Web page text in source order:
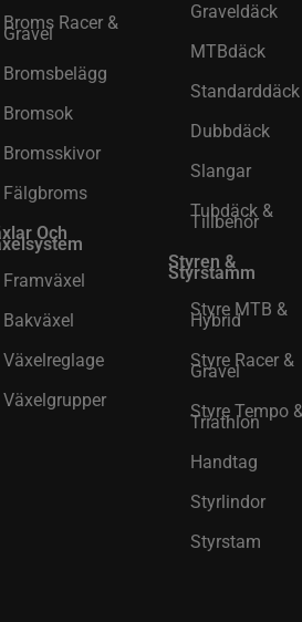
Broms Racer &
Gravel
Bromsbelägg
Bromsok
Bromsskivor
Fälgbroms
Och
Framväxel
Bakväxel
Växelreglage
Växelgrupper
Graveldäck
MTBdäck
Standarddäck
Dubbdäck
Slangar
Tubdäck &
Tillbehör
Styren &
Styrstamm
Styre MTB &
Hybrid
Styre Racer &
Gravel
Styre Tempo
Triathlon
Handtag
Styrlindor
Styrstam